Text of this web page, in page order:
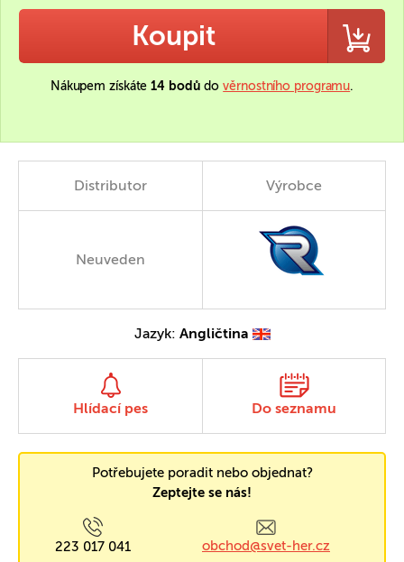
Koupit
Nákupem získáte14 bodů dověrnostního programu.
Distributor Výrobce
Neuveden
Jazyk: Angličtina
Hlídací pes Do seznamu
Potřebujete poradit nebo objednat?
Zeptejte se nás!
223 017 041 obchod@svet-her.cz